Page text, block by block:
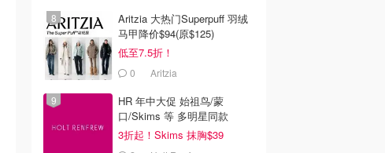
Aritzia 大热门Superpuff 羽绒
马甲降价$94(原$125)
低至7.5折！
0 Aritzia
HR 年中大促 始祖鸟/蒙
口/Skims 等 多明星同款
3折起！Skims 抹胸$39